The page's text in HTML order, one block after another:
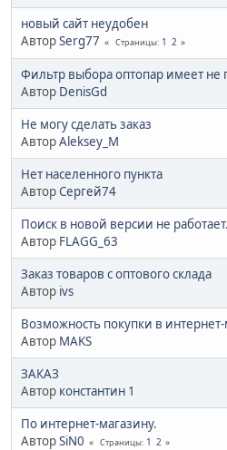
новый сайт неудобен
АвторSerg77 Страницы 1 2
Фильтр выбора оптопар имеет не
Автор DenisGd
Не могу сделать заказ
АвторAleksey_M
Нет населенного пункта
АвторСергей74
Поиск в новой версии не работает.
Автор FLAGG_63
Заказ товаров с оптового склада
Автор ivs
Возможность покупки в
Автор MAKS
ЗАКАЗ
Автор константин 1
По интернет-магазину.
АвторSiN0 Страницы 1 2